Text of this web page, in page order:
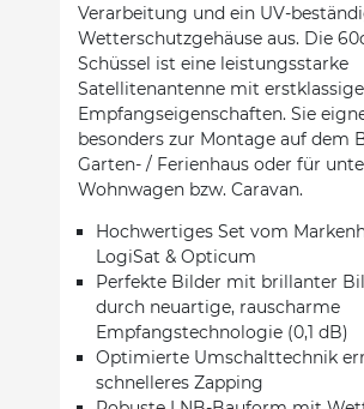
Verarbeitung und ein UV-
Wetterschutzgehäuse aus. Die
Schüssel ist eine leistungsstarke
Satellitenantenne mit
Empfangseigenschaften. Sie
besonders zur Montage auf dem
Garten- / Ferienhaus oder für
Wohnwagen bzw. Caravan.
Hochwertiges Set vom
LogiSat & Opticum
Perfekte Bilder mit brillanter
durch neuartige, rauscharme
Empfangstechnologie (0,1 dB)
Optimierte Umschalttechnik
schnelleres Zapping